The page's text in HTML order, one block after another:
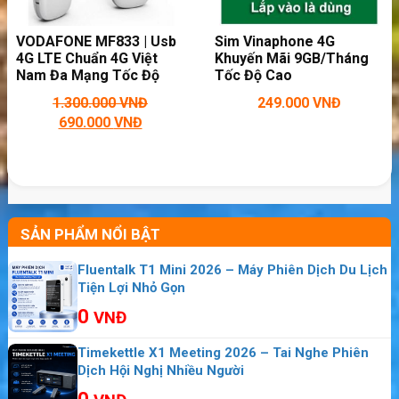
Ưu đãi khi mua USB 3G Viettel D6601
Khuyến mãi tặng Kèm Sim 3G
Khi muaD6601quý khách được Tặng kèm 1
3G Viettel; Sim 3G Vinaphone hoặc Sim
3G Mobifonetrị giá khuyến mãi 200k.
VODAFONE MF833 | Usb
4G LTE Chuẩn 4G Việt
Nam Đa Mạng Tốc Độ
1.300.000VNĐ
690.000 VNĐ
Sim Vinaphone 4G
Khuyến Mãi 9GB/Tháng
Tốc Độ Cao
249.000 VNĐ
SẢN PHẨM NỔI BẬT
Fluentalk T1 Mini 2026 – Máy Phiên Dịch Du Lịch
Tiện Lợi Nhỏ Gọn
0 VNĐ
Timekettle X1 Meeting 2026 – Tai Nghe Phiên
Dịch Hội Nghị Nhiều Người